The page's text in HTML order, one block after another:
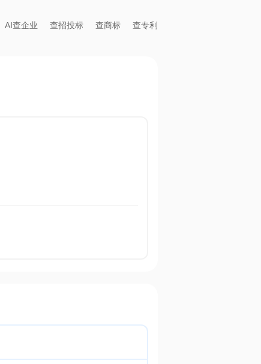
AI查企业 查招投标 查商标 查专利